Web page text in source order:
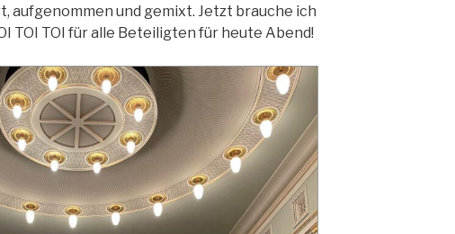
aufgenommen und gemixt. Jetzt brauche ich
TOI TOI für alle Beteiligten für heute Abend!